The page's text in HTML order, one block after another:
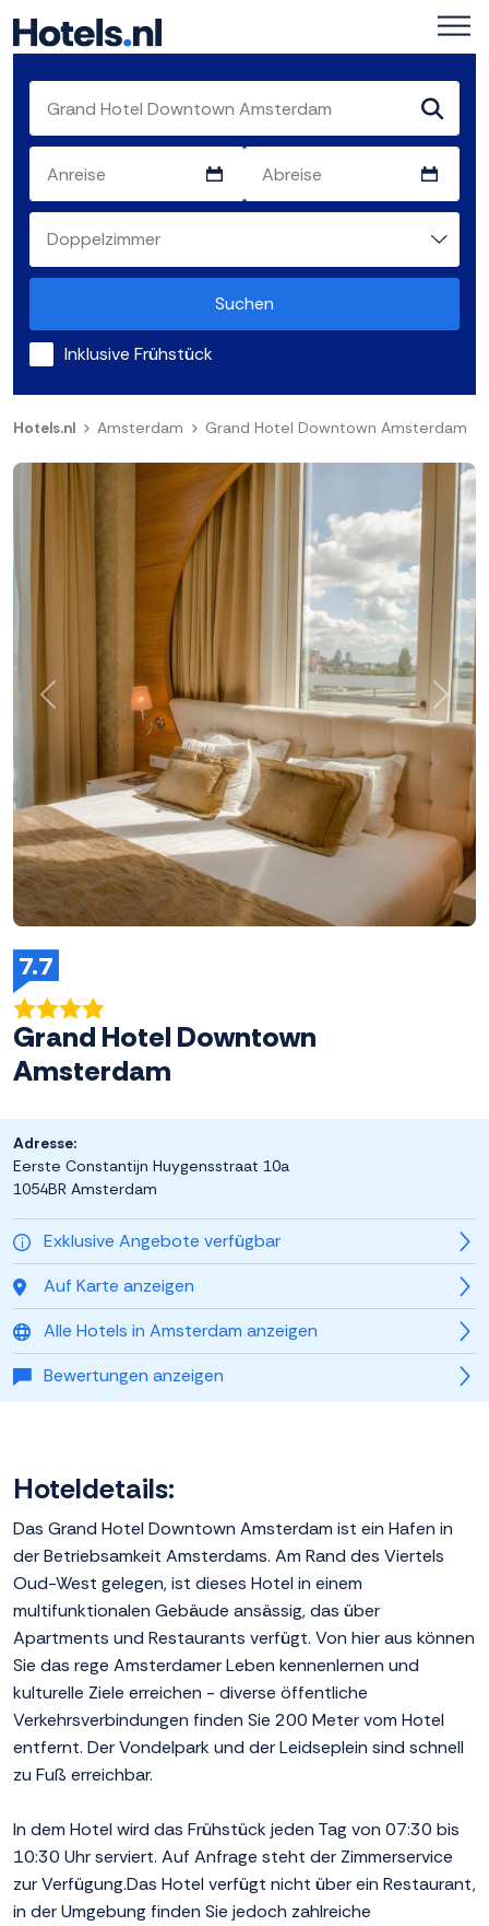
Suchen
Inklusive Frühstück
Hotels.nl Amsterdam Grand Hotel Downtown Amsterdam
Zurück
7.7
Grand Hotel Downtown
Amsterdam
Exklusive Angebote verfügbar
Auf Karte anzeigen
Alle Hotels in Amsterdam anzeigen
Bewertungen anzeigen
Adresse:
Eerste Constantijn Huygensstraat 10a
1054BR Amsterdam
Hoteldetails:
Das Grand Hotel Downtown Amsterdam ist ein Hafen in
der Betriebsamkeit Amsterdams. Am Rand des Viertels
Oud-West gelegen, ist dieses Hotel in einem
multifunktionalen Gebäude ansässig, das über
Apartments und Restaurants verfügt. Von hier aus können
Sie das rege Amsterdamer Leben kennenlernen und
kulturelle Ziele erreichen - diverse öffentliche
Verkehrsverbindungen finden Sie 200 Meter vom Hotel
entfernt. Der Vondelpark und der Leidseplein sind schnell
zu Fuß erreichbar.
In dem Hotel wird das Frühstück jeden Tag von 07:30 bis
10:30 Uhr serviert. Auf Anfrage steht der Zimmerservice
zur Verfügung.Das Hotel verfügt nicht über ein Restaurant,
in der Umgebung finden Sie jedoch zahlreiche